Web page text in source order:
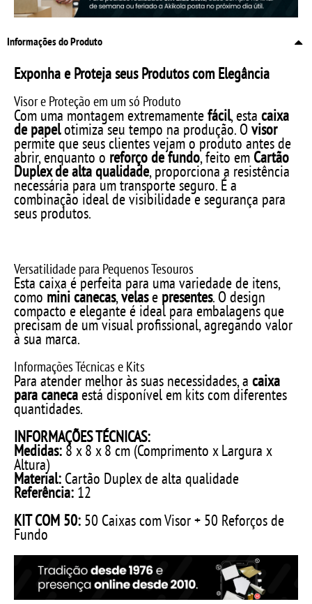
Informações do Produto
Exponha e Proteja seus Produtos com Elegância
Visor e Proteção em um só Produto
Com uma montagem extremamentefácil, esta caixa
de papelotimiza seu tempo na produção. Ovisor
permite que seus clientes vejam o produto antes de
abrir, enquanto o reforço de fundo, feito em Cartão
Duplex de alta qualidade, proporciona a resistência
necessária para um transporte seguro. É a
combinação ideal de visibilidade e segurança para
seus produtos.
Versatilidade para Pequenos Tesouros
Esta caixa é perfeita para uma variedade de itens,
como mini canecas,velase presentes. O design
compacto e elegante é ideal para embalagens que
precisam de um visual profissional, agregando valor
à sua marca.
Informações Técnicas e Kits
Para atender melhor às suas necessidades, a caixa
para canecaestá disponível em kits com diferentes
quantidades.
INFORMAÇÕES TÉCNICAS:
Medidas: 8 x 8 x 8 cm (Comprimento x Largura x
Altura)
Material: Cartão Duplex de alta qualidade
Referência: 12
KIT COM 50: 50 Caixas com Visor + 50 Reforços de
Fundo